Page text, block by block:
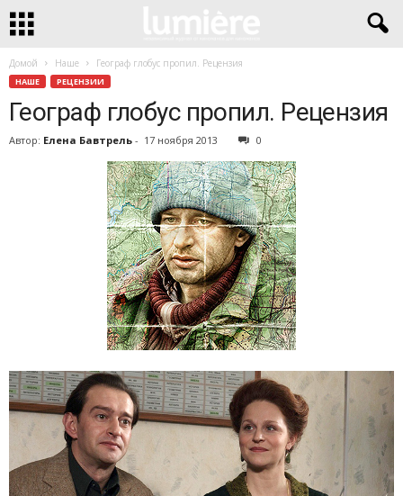
Домой Наше Географ глобус пропил. Рецензия
НАШЕ РЕЦЕНЗИИ
Географ глобус пропил. Рецензия
Автор: Елена Бавтрель - 17 ноября 2013 0